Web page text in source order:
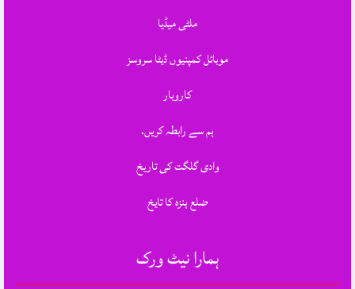
ملٹی میڈیا
موبائل کمپنیوں ڈیٹا سروسز
کاروبار
ہم سے رابطہ کریں.
وادی گلگت کی تاریخ
ضلع ہنزہ کا تایخ
ہمارا نیٹ ورک